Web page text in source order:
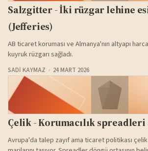
Salzgitter - İki rüzgar lehine
(Jefferies)
AB ticaret koruması ve Almanya'nın altyapı
kuyruk rüzgarı sağladı.
SADI KAYMAZ 24 MART 2026
Çelik - Korumacılık spreadleri
Avrupa'da talep zayıf ama ticaret politikası çelik